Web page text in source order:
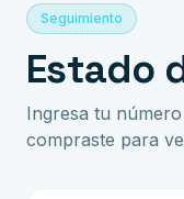
Seguimiento
Estado
Ingresa tu
compraste para